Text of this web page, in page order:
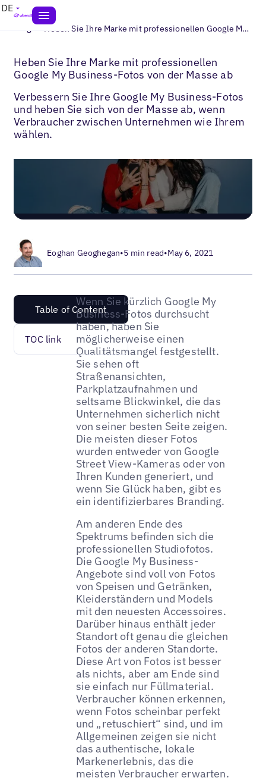
DE
Blogs> Heben Sie Ihre Marke mit professionellen Google My Business-Fotos von der Masse ab
Heben Sie Ihre Marke mit professionellen
Google My Business-Fotos von der Masse ab
Verbessern Sie Ihre Google My Business-Fotos
und heben Sie sich von der Masse ab, wenn
Verbraucher zwischen Unternehmen wie Ihrem
wählen.
Eoghan Geoghegan•5 min read•May 6, 2021
Table of Content
TOC link
Wenn Sie kürzlich Google My
Business-Fotos durchsucht
haben, haben Sie
möglicherweise einen
Qualitätsmangel festgestellt.
Sie sehen oft
Straßenansichten,
Parkplatzaufnahmen und
seltsame Blickwinkel, die das
Unternehmen sicherlich nicht
von seiner besten Seite zeigen.
Die meisten dieser Fotos
wurden entweder von Google
Street View-Kameras oder von
Ihren Kunden generiert, und
wenn Sie Glück haben, gibt es
ein identifizierbares Branding.
Am anderen Ende des
Spektrums befinden sich die
professionellen Studiofotos.
Die Google My Business-
Angebote sind voll von Fotos
von Speisen und Getränken,
Kleiderständern und Models
mit den neuesten Accessoires.
Darüber hinaus enthält jeder
Standort oft genau die gleichen
Fotos der anderen Standorte.
Diese Art von Fotos ist besser
als nichts, aber am Ende sind
sie einfach nur Füllmaterial.
Verbraucher können erkennen,
wenn Fotos scheinbar perfekt
und „retuschiert“ sind, und im
Allgemeinen zeigen sie nicht
das authentische, lokale
Markenerlebnis, das die
meisten Verbraucher erwarten.